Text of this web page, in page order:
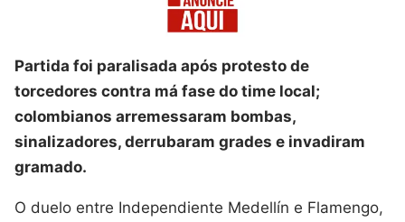
Partida foi paralisada após protesto de
torcedores contra má fase do time local;
colombianos arremessaram bombas,
sinalizadores, derrubaram grades e invadiram
gramado.
O duelo entre Independiente Medellín e Flamengo,